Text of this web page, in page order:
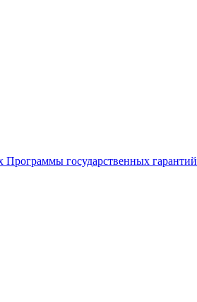
государственных гарантий